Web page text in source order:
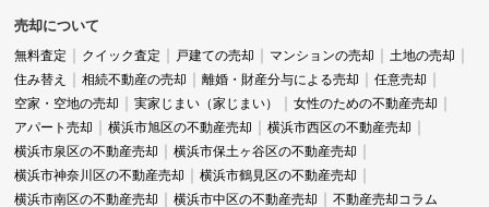
売却について
無料査定 クイック査定 戸建ての売却 マンションの売却
土地の売却
住み替え
相続不動産の売却 離婚・財産分与による売却
任意売却
空家・空地の売却
実家じまい（家じまい）
女性のための不動産売却
アパート売却
横浜市旭区の不動産売却
横浜市西区の不動産売却
横浜市泉区の不動産売却
横浜市保土ヶ谷区の不動産売却
横浜市神奈川区の不動産売却
横浜市鶴見区の不動産売却
横浜市南区の不動産売却
横浜市中区の不動産売却 不動産売却コラム